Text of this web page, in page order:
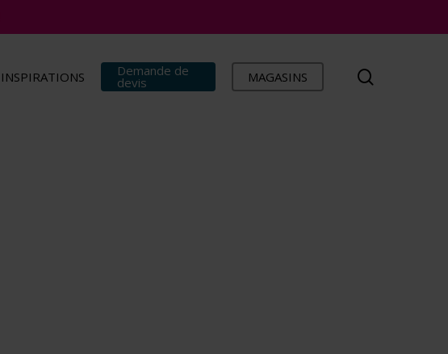
INSPIRATIONS Demande de
devis MAGASINS